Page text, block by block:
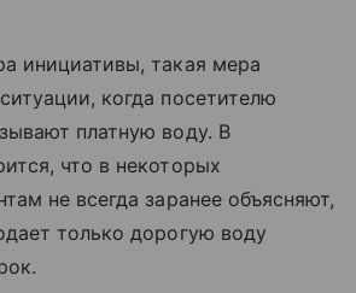
инициативы, такая мера
когда посетителю
платную воду. В
что в некоторых
не всегда заранее объясняют,
только дорогую воду